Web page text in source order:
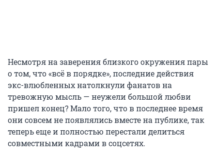
Несмотря на заверения близкого окружения пары
о том, что «всё в порядке», последние действия
экс-влюбленных натолкнули фанатов на
тревожную мысль — неужели большой любви
пришел конец? Мало того, что в последнее время
они совсем не появлялись вместе на публике, так
теперь еще и полностью перестали делиться
совместными кадрами в соцсетях.